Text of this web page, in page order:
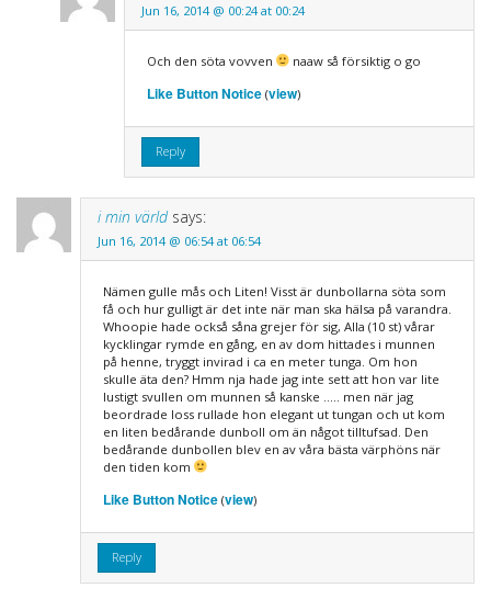
Jun 16, 2014 @ 00:24 at 00:24
Och den söta vovven naaw så försiktig o go
Like Button Notice(view)
Reply
i min värld says:
Jun 16, 2014 @ 06:54 at 06:54
Nämen gulle mås och Liten! Visst är dunbollarna söta som
få och hur gulligt är det inte när man ska hälsa på varandra.
Whoopie hade också såna grejer för sig, Alla (10 st) vårar
kycklingar rymde en gång, en av dom hittades i munnen
på henne, tryggt invirad i ca en meter tunga. Om hon
skulle äta den? Hmm nja hade jag inte sett att hon var lite
lustigt svullen om munnen så kanske ….. men när jag
beordrade loss rullade hon elegant ut tungan och ut kom
en liten bedårande dunboll om än något tilltufsad. Den
bedårande dunbollen blev en av våra bästa värphöns när
den tiden kom
Like Button Notice(view)
Reply